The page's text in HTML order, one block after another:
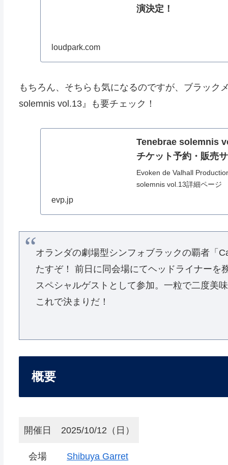
演決定！
loudpark.com
もちろん、そちらも気になるのですが、ブラック
solemnis vol.13』も要チェック！
Tenebrae solemnis
チケット予約・販売
Evoken de Valhall
solemnis vol.13詳細ページ
evp.jp
オランダの劇場型シンフォブラックの覇者「
たすぞ！ 前日に同会場にてヘッドライナーを
スペシャルゲストとして参加。一粒で二度美
これで決まりだ！
概要
開催日 2025/10/12（日）
会場 Shibuya Garret